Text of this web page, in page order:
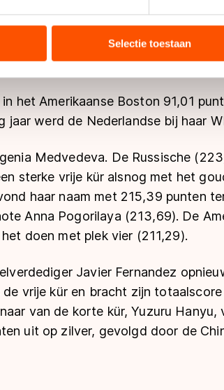
over uw gebruik van onze site met onze
met andere gegevens die u aan hen
kunnen gegevens doorgeven aan landen
volgens de GDPR. Door op
Selectie toestaan
het Amerikaanse Boston 91,01
jaar werd de Nederlandse bij haar
Medvedeva. De Russische
sterke vrije kür alsnog met het
haar naam met 215,39 punten
Anna Pogorilaya (213,69). De
doen met plek vier (211,29).
Javier Fernandez
vrije kür en bracht zijn
van de korte kür, Yuzuru Hanyu,
uit op zilver, gevolgd door de